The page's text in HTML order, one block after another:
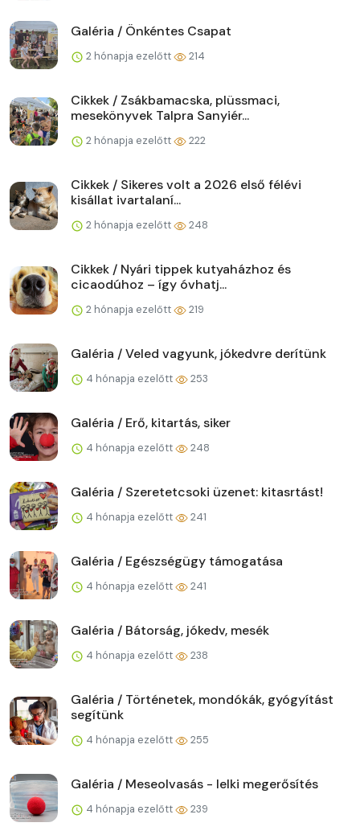
Galéria / Önkéntes Csapat
2 hónapja ezelőtt 214
Cikkek / Zsákbamacska, plüssmaci,
mesekönyvek Talpra Sanyiér...
2 hónapja ezelőtt 222
Cikkek / Sikeres volt a 2026 első félévi
kisállat ivartalaní...
2 hónapja ezelőtt 248
Cikkek / Nyári tippek kutyaházhoz és
cicaodúhoz – így óvhatj...
2 hónapja ezelőtt 219
Galéria / Veled vagyunk, jókedvre derítünk
4 hónapja ezelőtt 253
Galéria / Erő, kitartás, siker
4 hónapja ezelőtt 248
Galéria / Szeretetcsoki üzenet: kitasrtást!
4 hónapja ezelőtt 241
Galéria / Egészségügy támogatása
4 hónapja ezelőtt 241
Galéria / Bátorság, jókedv, mesék
4 hónapja ezelőtt 238
Galéria / Történetek, mondókák, gyógyítást
segítünk
4 hónapja ezelőtt 255
Galéria / Meseolvasás - lelki megerősítés
4 hónapja ezelőtt 239